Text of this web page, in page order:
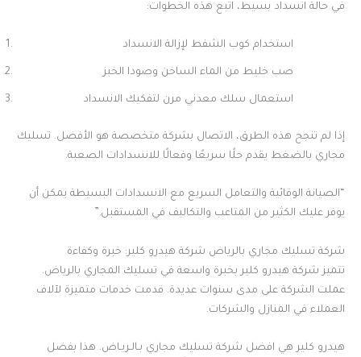
في حالة انسداد بسيط، اتبع هذه الخطوات:
استخدام كوب الشفط لإزالة الانسداد
صب خليط من الماء الساخن وصودا الخبز
استعمال سلك معدني مرن لتفكيك الانسداد
إذا لم تنجح هذه الطرق، الاتصال بشركة متخصصة هو الأفضل. تسليك
مجاري بالضغط يقدم حلًا سريعًا وفعالًا للانسدادات الصعبة.
“الصيانة الوقائية والتعامل السريع مع الانسدادات البسيطة يمكن أن
يوفر عليك الكثير من المتاعب والتكاليف في المستقبل.”
شركة تسليك مجاري بالرياض شركة هيدرو كلير: خبرة وكفاءة
تتميز شركة هيدرو كلير بخبرة واسعة في تسليك المجاري بالرياض.
عملت الشركة على مدى سنوات عديدة. قدمت خدمات متميزة لآلاف
العملاء في المنازل والشركات.
هيدرو كلير هي افضل شركة تسليك مجاري بـالـريـاض. هذا بفضل